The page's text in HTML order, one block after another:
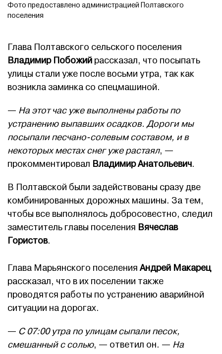
Фото предоставлено администрацией Полтавского
поселения
Глава Полтавского сельского поселения
Владимир Побожий рассказал, что посыпать
улицы стали уже после восьми утра, так как
возникла заминка со спецмашиной.
— На этот час уже выполнены работы по
устранению выпавших осадков. Дороги мы
посыпали песчано-солевым составом, и в
некоторых местах снег уже растаял, —
прокомментировал Владимир Анатольевич.
В Полтавской были задействованы сразу две
комбинированных дорожных машины. За тем,
чтобы все выполнялось добросовестно, следил
заместитель главы поселения Вячеслав
Гористов.
Глава Марьянского поселения Андрей Макарец
рассказал, что в их поселении также
проводятся работы по устранению аварийной
ситуации на дорогах.
— С 07:00 утра по улицам сыпали песок,
смешанный с солью, — ответил он. — На